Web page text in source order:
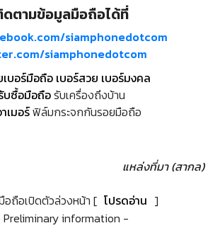
ตามข้อมูลมือถือได้ที่
siamphonedotcom
siamphonedotcom
เบอร์มือถือ เบอร์สวย เบอร์มงคล
บซื้อมือถือรับเครื่องถึงบ้าน
เมอร์ฟิล์มกระจกกันรอยมือถือ
แหล่งที่มา (สากล)
อถือเปิดตัวล่วงหน้า [ โปรดอ่าน ]
information -